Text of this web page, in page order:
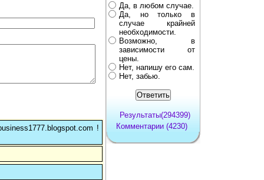
!
Да, в любом случае.
Да, но только в
случае крайней
необходимости.
Возможно, в
зависимости от
цены.
Нет, напишу его сам.
Нет, забью.
Результаты(294399)
Комментарии (4230)